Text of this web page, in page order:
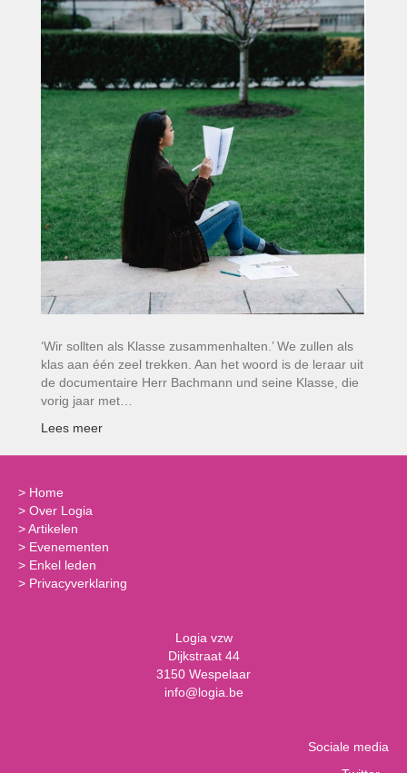
‘Wir sollten als Klasse zusammenhalten.’ We zullen als
klas aan één zeel trekken. Aan het woord is de leraar uit
de documentaire Herr Bachmann und seine Klasse, die
vorig jaar met…
Lees meer
> Home
> Over Logia
>Artikelen
> Evenementen
> Enkel leden
> Privacyverklaring
Logia vzw
Dijkstraat 44
3150 Wespelaar
info@logia.be
Sociale media